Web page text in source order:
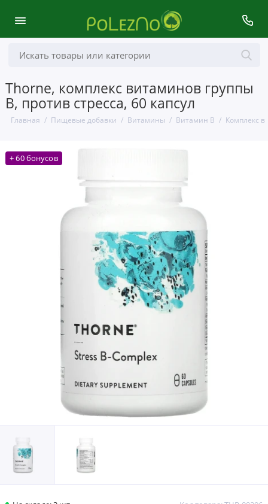
Thorne, комплекс витаминов группы
B, против стресса, 60 капсул
Главная Пищевые добавки Витамины Витамин B Комплекс
+ 60 бонусов